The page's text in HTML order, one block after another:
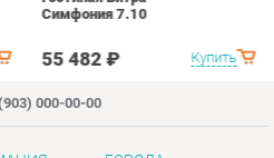
и Оплата
Весь мир
Екатеринбург